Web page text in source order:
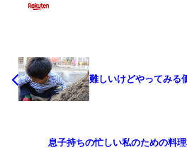
難しいけどやってみる
息子持ちの忙しい私のための料